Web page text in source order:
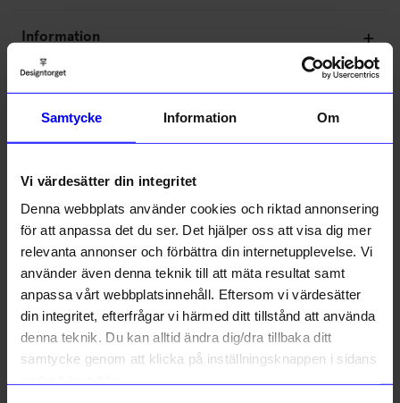
Samtycke Information Om
Vi värdesätter din integritet
Denna webbplats använder cookies och riktad annonsering
för att anpassa det du ser. Det hjälper oss att visa dig mer
relevanta annonser och förbättra din internetupplevelse. Vi
använder även denna teknik till att mäta resultat samt
anpassa vårt webbplatsinnehåll. Eftersom vi värdesätter
din integritet, efterfrågar vi härmed ditt tillstånd att använda
denna teknik. Du kan alltid ändra dig/dra tillbaka ditt
samtycke genom att klicka på inställningsknappen i sidans
Information
Om tillverkaren